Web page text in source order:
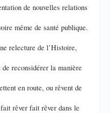
de nouvelles relations
même de santé publique.
relecture de l’Histoire,
reconsidérer la manière
en route, ou rêvent de
rêver fait rêver dans le